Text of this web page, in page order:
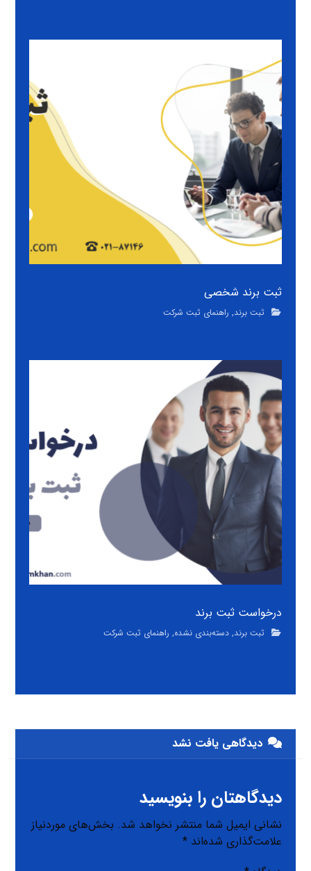
ثبت برند شخصی
ثبت برند, راهنمای ثبت شرکت
درخواست ثبت برند
ثبت برند,دسته‌بندی نشده, راهنمای ثبت شرکت
دیدگاهی یافت نشد
دیدگاهتان را بنویسید
نشانی ایمیل شما منتشر نخواهد شد. بخش‌های موردنیاز
علامت‌گذاری شده‌اند*